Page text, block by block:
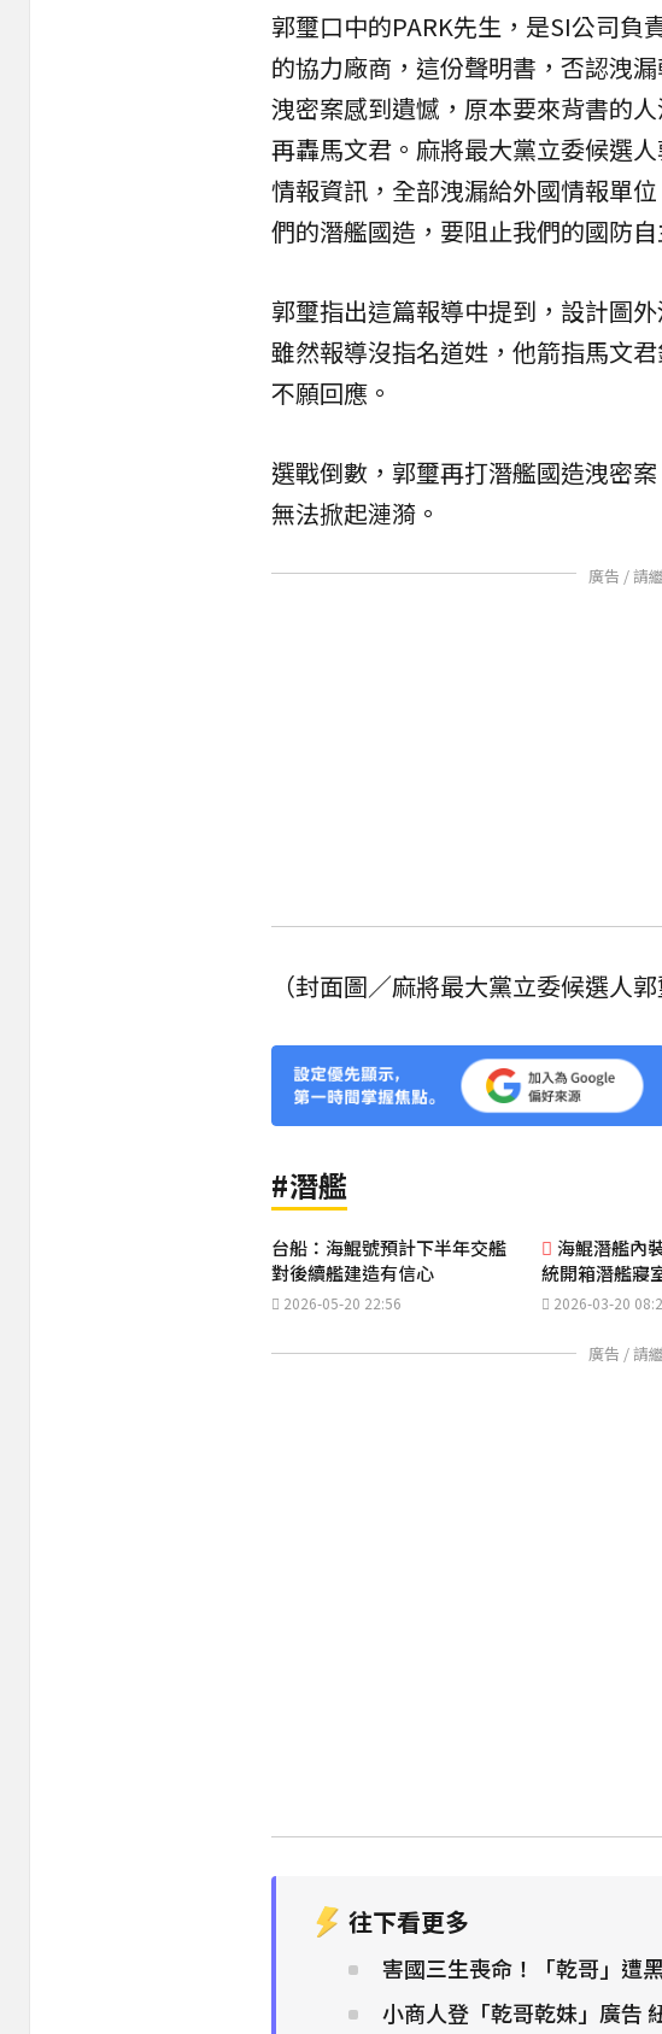
郭璽口中的PARK先生，是SI公司
的協力廠商，這份聲明書，否認洩
洩密案感到遺憾，原本要來背書的
再轟馬文君。麻將最大黨立委候選
情報資訊，全部洩漏給外國情報單
們的潛艦國造，要阻止我們的國防自
郭璽指出這篇報導中提到，設計圖
雖然報導沒指名道姓，他箭指馬文
不願回應。
選戰倒數，郭璽再打潛艦國造洩密
無法掀起漣漪。
廣告 / 請
（封面圖／麻將最大黨立委候選人郭
#潛艦
台船：海鯤號預計下半年交艦
對後續艦建造有信心
2026-05-20 22:56
海鯤潛艦內
統開箱潛艦寢
2026-03-20
廣告 / 請
往下看更多
害國三生喪命！「乾哥」遭
小商人登「乾哥乾妹」廣告